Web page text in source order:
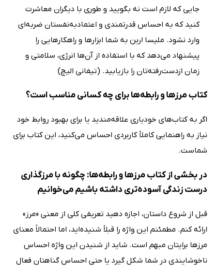
جایی که لازم است نه بگویید و طوری با دیگران معاشرت
کنید که به احساس قدرتمندی و اعتمادبه‌نفستان ضربه‌ای
وارد نشود. ملیسا اربن به شما ابزارها و راهکارهایی را
پیشنهاد می‌دهد که با استفاده از آن‌ها انرژی، سلامتی و
زمان ازدست‌رفته‌تان را بازیابید. (تیفانی الیچ)
کتاب مرزها و رابطه‌ها برای چه کسانی مناسب است؟
اگر به کتاب‌های خودیاری علاقه‌مندید یا برای بهبود روابط خود
نیاز به راهنمایی کاملاً کاربردی احساس می‌کنید، این کتاب برای
شماست.
در بخشی از کتاب مرزها و رابطه‌ها: چگونه با مرزگذاری
درست زندگی آسوده‌تری داشته باشیم می‌خوانیم
قبل‌ از شروع داستان، اجازه دهید تعریفی کلی از معنی «مرز»
ارائه کنم. مطمئنم این واژه را قبلاً شنیده‌اید، اما احتمالاً معنای
مرزها برایتان مبهم است. شاید از شنیدن این واژه احساس
ناخوشایندی در شما شکل گیرد یا حتی احساس گناهتان فعال